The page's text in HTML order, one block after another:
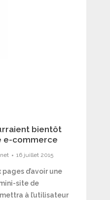
bientôt
e-commerce
16 juillet 2015
d’avoir une
site de
à l’utilisateur